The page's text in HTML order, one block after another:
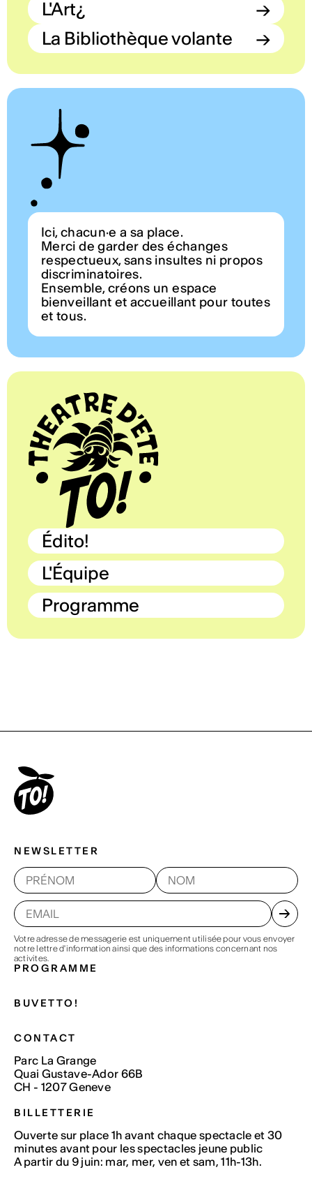
L'Art¿
→
La Bibliothèque volante
→
Ici, chacun·e a sa place.
Merci de garder des échanges
respectueux, sans insultes ni propos
discriminatoires.
Ensemble, créons un espace
bienveillant et accueillant pour toutes
et tous.
Édito!
L'Équipe
Programme
NEWSLETTER
Votre adresse de messagerie est uniquement utilisée pour vous envoyer
notre lettre d'information ainsi que des informations concernant nos
activites.
PROGRAMME
BUVETTO!
CONTACT
Parc La Grange
Quai Gustave-Ador 66B
CH - 1207 Geneve
BILLETTERIE
Ouverte sur place 1h avant chaque spectacle et 30
minutes avant pour les spectacles jeune public
A partir du 9 juin: mar, mer, ven et sam, 11h-13h.